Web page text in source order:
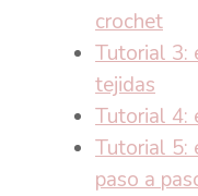
crochet
Tutorial 3:
tejidas
Tutorial 4:
Tutorial 5:
paso a